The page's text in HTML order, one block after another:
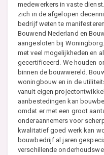
medewerkers in vaste
zich in de afgelopen
bedrijf weten te
Bouwend Nederland en
aangesloten bij
met veel mogelijkheden en
gecertificeerd. We houden
binnen de bouwwereld.
woningbouw en in de
vanuit eigen
aanbestedingen kan
omdat er met een groot
onderaannemers voor
kwalitatief goed werk kan
bouwbedrijf al jaren
verschillende